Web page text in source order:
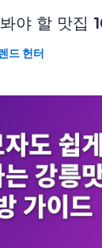
야 할 맛집
드 헌터